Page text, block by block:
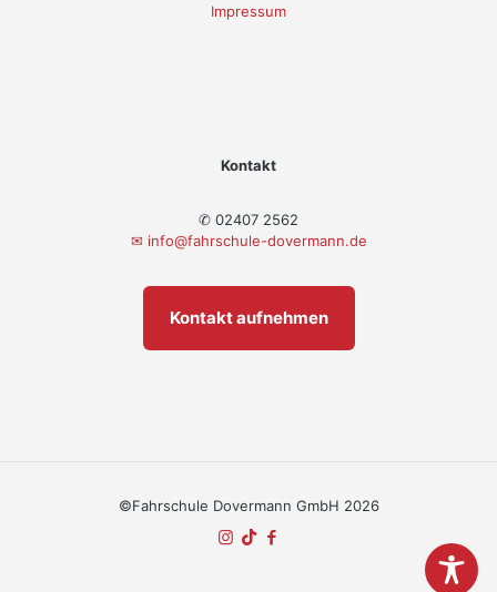
Impressum
Kontakt
✆ 02407 2562
✉ info@fahrschule-dovermann.de
Kontakt aufnehmen
©Fahrschule Dovermann GmbH 2026